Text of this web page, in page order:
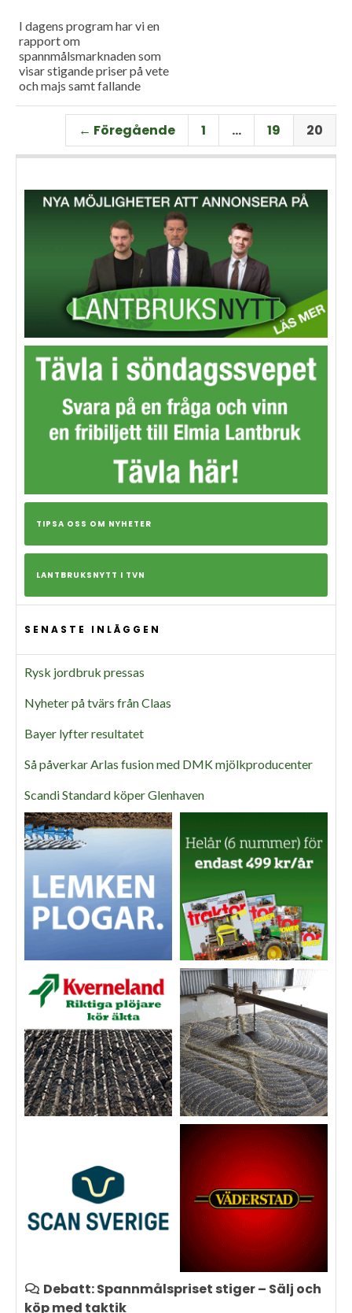
I dagens program har vi en
rapport om
spannmålsmarknaden som
visar stigande priser på vete
och majs samt fallande
premiär för vårt
måndagsprogram med en
längre intervju med Erik
Stjerndahl vd för HIR Skåne,
fältdagar.
← Föregående 1 … 19 20
TIPSA OSS OM NYHETER
LANTBRUKSNYTT I TVN
SENASTE INLÄGGEN
Rysk jordbruk pressas
Nyheter på tvärs från Claas
Bayer lyfter resultatet
Så påverkar Arlas fusion med DMK mjölkproducenter
Scandi Standard köper Glenhaven
Debatt: Spannmålspriset stiger – Sälj och
köp med taktik